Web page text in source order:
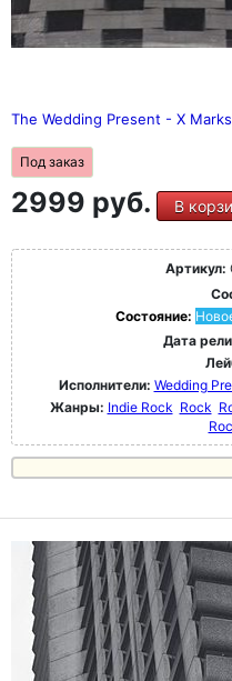
The Wedding Present - X
Под заказ
2999 руб. В
Артикул:
Состояние:
Дата
Исполнители: Wedding
Жанры: Indie Rock Rock